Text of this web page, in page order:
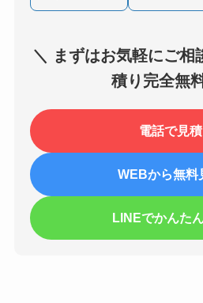
＼ まずはお気軽にご相
積り完全無
電話で見積
WEBから無料
LINEでかんた